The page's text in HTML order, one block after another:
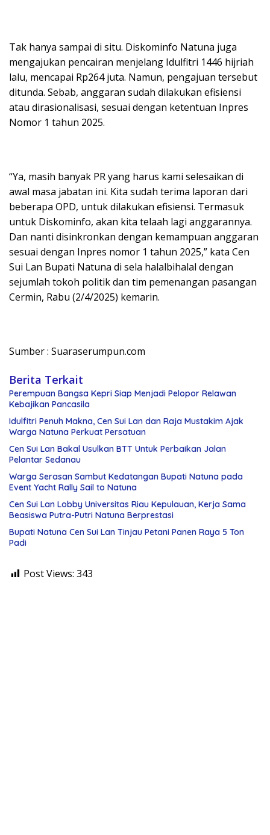
Tak hanya sampai di situ. Diskominfo Natuna juga
mengajukan pencairan menjelang Idulfitri 1446 hijriah
lalu, mencapai Rp264 juta. Namun, pengajuan tersebut
ditunda. Sebab, anggaran sudah dilakukan efisiensi
atau dirasionalisasi, sesuai dengan ketentuan Inpres
Nomor 1 tahun 2025.
“Ya, masih banyak PR yang harus kami selesaikan di
awal masa jabatan ini. Kita sudah terima laporan dari
beberapa OPD, untuk dilakukan efisiensi. Termasuk
untuk Diskominfo, akan kita telaah lagi anggarannya.
Dan nanti disinkronkan dengan kemampuan anggaran
sesuai dengan Inpres nomor 1 tahun 2025,” kata Cen
Sui Lan Bupati Natuna di sela halalbihalal dengan
sejumlah tokoh politik dan tim pemenangan pasangan
Cermin, Rabu (2/4/2025) kemarin.
Sumber : Suaraserumpun.com
Berita Terkait
Perempuan Bangsa Kepri Siap Menjadi Pelopor Relawan
Kebajikan Pancasila
Idulfitri Penuh Makna, Cen Sui Lan dan Raja Mustakim Ajak
Warga Natuna Perkuat Persatuan
Cen Sui Lan Bakal Usulkan BTT Untuk Perbaikan Jalan
Pelantar Sedanau
Warga Serasan Sambut Kedatangan Bupati Natuna pada
Event Yacht Rally Sail to Natuna
Cen Sui Lan Lobby Universitas Riau Kepulauan, Kerja Sama
Beasiswa Putra-Putri Natuna Berprestasi
Bupati Natuna Cen Sui Lan Tinjau Petani Panen Raya 5 Ton
Padi
Post Views: 343